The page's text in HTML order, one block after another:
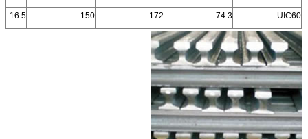
UIC60
74.3
172
150
16.5